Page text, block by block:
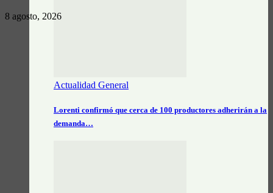
Actualidad General
Lorenti confirmó que cerca de 100 productores adherirán a la
demanda…
8 agosto, 2026